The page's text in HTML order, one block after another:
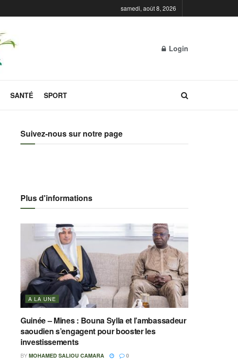
samedi, août 8, 2026
Login
SANTÉ SPORT
Suivez-nous sur notre page
Plus d'informations
A LA UNE
Guinée – Mines : Bouna Sylla et l’ambassadeur
saoudien s’engagent pour booster les
investissements
BY MOHAMED SALIOU CAMARA 0